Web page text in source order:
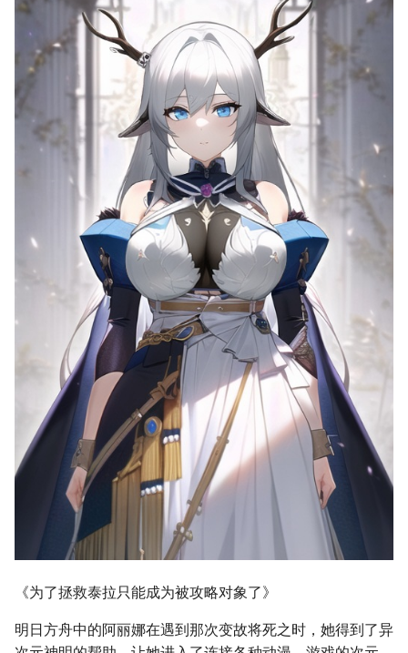
《为了拯救泰拉只能成为被攻略对象了》
明日方舟中的阿丽娜在遇到那次变故将死之时，她得到了异